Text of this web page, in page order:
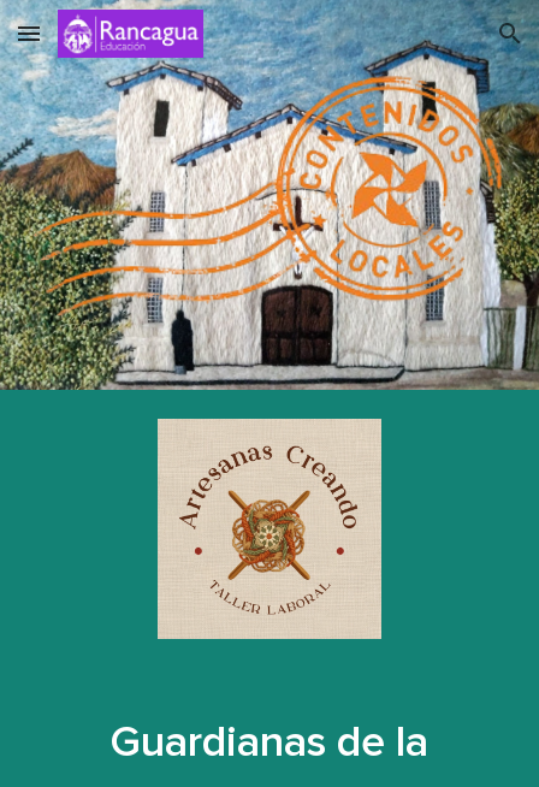
Skip to main content Skip to navigation
Guardianas de la